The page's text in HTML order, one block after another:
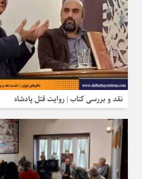
نقد و بررسی کتاب | روایت قتل پادشاه